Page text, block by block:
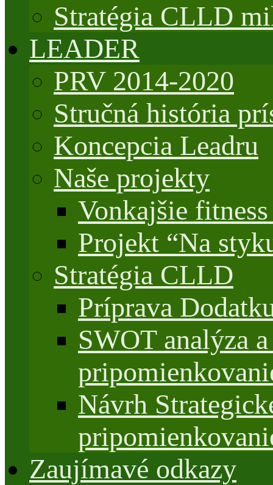
Stratégia CLLD
LEADER
PRV 2014-2020
Stručná história
Koncepcia Leadru
Naše projekty
Vonkajšie
Projekt “Na
Stratégia CLLD
Príprava
SWOT analýza
Návrh
Zaujímavé odkazy